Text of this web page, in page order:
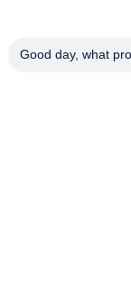
অ্যাক্টিভেশন
শক্তি বিকল্প
Good day, what